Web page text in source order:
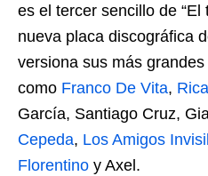
es el tercer sencillo de “El
nueva placa discográfica
versiona sus más
como Franco De Vita,
García, Santiago Cruz,
Cepeda, Los Amigos
Florentino y Axel.